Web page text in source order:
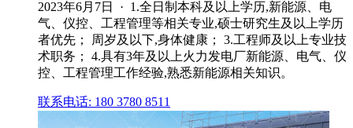
2023年6月7日 · 1.全日制本科及以上学历,新能源、电
气、仪控、工程管理等相关专业,硕士研究生及以上学历
者优先； 周岁及以下,身体健康； 3.工程师及以上专业技
术职务； 4.具有3年及以上火力发电厂新能源、电气、仪
控、工程管理工作经验,熟悉新能源相关知识。
联系电话: 180 3780 8511